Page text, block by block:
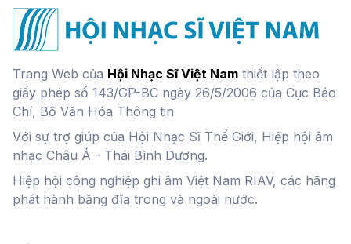
Trang Web của Hội Nhạc Sĩ Việt Nam thiết lập theo
giấy phép số 143/GP-BC ngày 26/5/2006 của Cục Báo
Chí, Bộ Văn Hóa Thông tin
Với sự trợ giúp của Hội Nhạc Sĩ Thế Giới, Hiệp hội âm
nhạc Châu Á - Thái Bình Dương.
Hiệp hội công nghiệp ghi âm Việt Nam RIAV, các hãng
phát hành băng đĩa trong và ngoài nước.